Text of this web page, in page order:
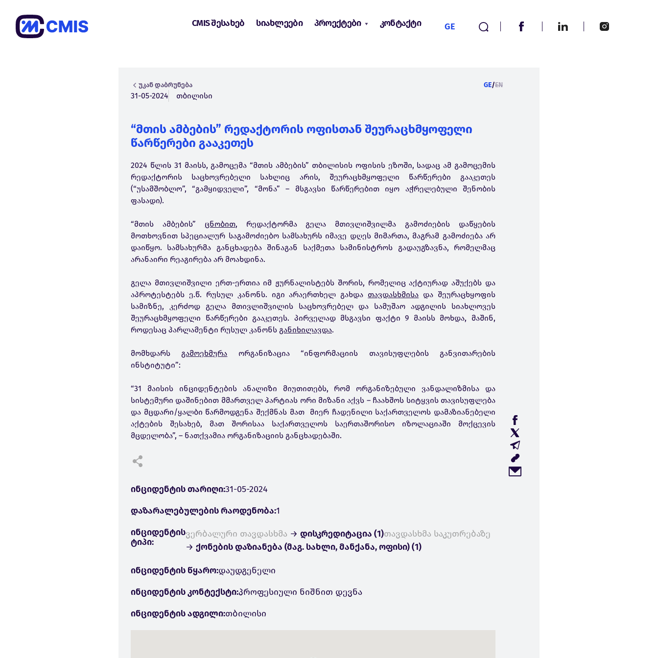
CMIS შესახებ სიახლეები პროექტები კონტაქტი GE
უკან დაბრუნება GE/EN
31-05-2024 თბილისი
“მთის ამბების” რედაქტორის ოფისთან შეურაცხმყოფელი
წარწერები გააკეთეს
2024 წლის 31 მაისს, გამოცემა “მთის ამბების” თბილისის ოფისის ეზოში, სადაც ამ გამოცემის
რედაქტორის საცხოვრებელი სახლიც არის, შეურაცხმყოფელი წარწერები გააკეთეს
(“უსამშობლო”, “გამყიდველი”, “მონა” – მსგავსი წარწერებით იყო აჭრელებული შენობის
ფასადი).
“მთის ამბების” ცნობით, რედაქტორმა გელა მთივლიშვილმა გამოძიების დაწყების
მოთხოვნით სპეციალურ საგამოძიებო სამსახურს იმავე დღეს მიმართა, მაგრამ გამოძიება არ
დაიწყო. სამსახურმა განცხადება შინაგან საქმეთა სამინისტროს გადაუგზავნა, რომელმაც
არანაირი რეაგირება არ მოახდინა.
გელა მთივლიშვილი ერთ-ერთია იმ ჟურნალისტებს შორის, რომელიც აქტიურად აშუქებს და
აპროტესტებს ე.წ. რუსულ კანონს. იგი არაერთხელ გახდა თავდასხმისა და შეურაცხყოფის
სამიზნე, კერძოდ გელა მთივლიშვილის საცხოვრებელ და სამუშაო ადგილის სიახლოვეს
შეურაცხმყოფელი წარწერები გააკეთეს. პირველად მსგავსი ფაქტი 9 მაისს მოხდა, მაშინ,
როდესაც პარლამენტი რუსულ კანონს განიხილავდა.
მომხდარსგამოეხმურა ორგანიზაცია “ინფორმაციის თავისუფლების განვითარების
ინსტიტუტი”:
“31 მაისის ინციდენტების ანალიზი მიუთითებს, რომ ორგანიზებული ვანდალიზმისა და
სისტემური დაშინებით მმართველ პარტიას ორი მიზანი აქვს – ჩაახშოს სიტყვის თავისუფლება
და მცდარი/ყალბი წარმოდგენა შექმნას მათ მიერ ჩადენილი საქართველოს დამაზიანებელი
აქტების შესახებ, მათ შორისაა საქართველოს საერთაშორისო იზოლაციაში მოქცევის
მცდელობა”, – ნათქვამია ორგანიზაციის განცხადებაში.
ინციდენტის თარიღი:31-05-2024
დაზარალებულების რაოდენობა:1
ინციდენტის
ტიპი:
ვერბალური თავდასხმა → დისკრედიტაცია (1)თავდასხმა საკუთრებაზე
→ ქონების დაზიანება (მაგ. სახლი, მანქანა, ოფისი) (1)
ინციდენტის წყარო:დაუდგენელი
ინციდენტის კონტექსტი:პროფესიული ნიშნით დევნა
ინციდენტის ადგილი:თბილისი